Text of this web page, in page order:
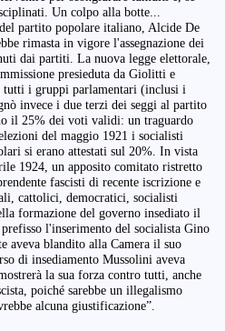
Un colpo alla botte...
partito popolare italiano, Alcide De
rimasta in vigore l'assegnazione dei
dai partiti. La nuova legge elettorale,
presieduta da Giolitti e
tutti i gruppi parlamentari (inclusi i
invece i due terzi dei seggi al partito
il 25% dei voti validi: un traguardo
del maggio 1921 i socialisti
si erano attestati sul 20%. In vista
1924, un apposito comitato ristretto
fascisti di recente iscrizione e
cattolici, democratici, socialisti
formazione del governo insediato il
l'inserimento del socialista Gino
aveva blandito alla Camera il suo
di insediamento Mussolini aveva
la sua forza contro tutti, anche
poiché sarebbe un illegalismo
alcuna giustificazione”.